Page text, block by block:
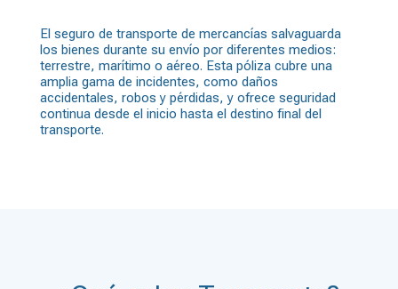
El seguro de transporte de mercancías salvaguarda
los bienes durante su envío por diferentes medios:
terrestre, marítimo o aéreo. Esta póliza cubre una
amplia gama de incidentes, como daños
accidentales, robos y pérdidas, y ofrece seguridad
continua desde el inicio hasta el destino final del
transporte.